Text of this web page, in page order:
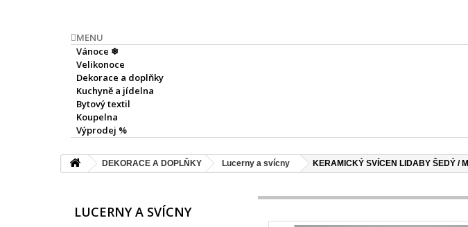
MENU
Vánoce ❄
Velikonoce
Dekorace a doplňky
Kuchyně a jídelna
Bytový textil
Koupelna
Výprodej %
DEKORACE A DOPLŇKY Lucerny a svícny KERAMICKÝ SVÍCEN LIDABY ŠEDÝ / M
LUCERNY A SVÍCNY